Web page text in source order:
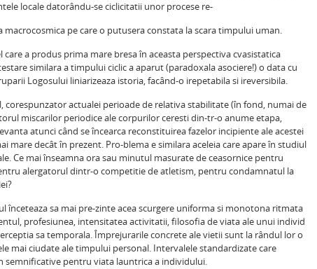
locale datorându-se ciclicitatii unor procese re-
pe care o putusera constata la scara timpului uman.
a produs prima mare bresa în aceasta perspectiva cvasistatica
similara a timpului ciclic a aparut (paradoxala asociere!) o data cu
Logosului liniarizeaza istoria, facând-o irepetabila si ireversibila.
actualei perioade de relativa stabilitate (în fond, numai de
miscarilor periodice ale corpurilor ceresti din-tr-o anume etapa,
atunci când se încearca reconstituirea fazelor incipiente ale acestei
mare decât în prezent. Pro-blema e similara aceleia care apare în studiul
Ce mai înseamna ora sau minutul masurate de ceasornice pentru
alergatorul dintr-o competitie de atletism, pentru condamnatul la
sa mai pre-zinte acea scurgere uniforma si monotona ritmata
profesiunea, intensitatea activitatii, filosofia de viata ale unui individ
sa temporala. Împrejurarile concrete ale vietii sunt la rândul lor o
mai ciudate ale timpului personal. Intervalele standardizate care
semnificative pentru viata launtrica a individului.